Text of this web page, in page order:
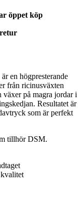
öppet köp
en högpresterande
från ricinusväxten
på magra jordar i
Resultatet är
som är perfekt
tillhör DSM.